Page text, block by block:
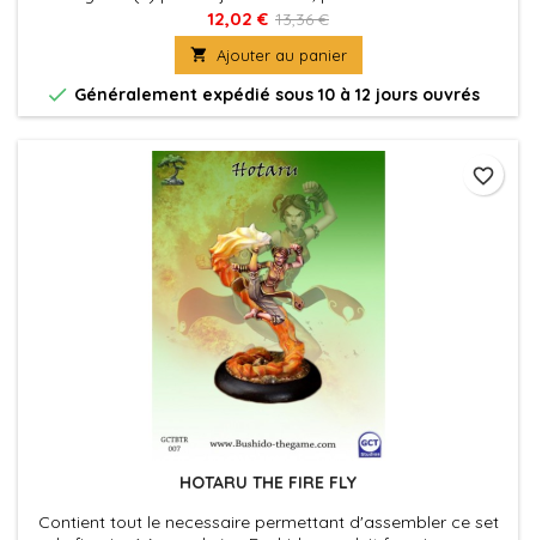
leurs socles en plastique. Figurine(s) à peindre et à
assembler
12,02 € 13,36 €
 Ajouter au panier
 Généralement expédié sous 10 à 12 jours ouvrés
HOTARU THE FIRE FLY
Contient tout le necessaire permettant d'assembler ce set
favorite_border